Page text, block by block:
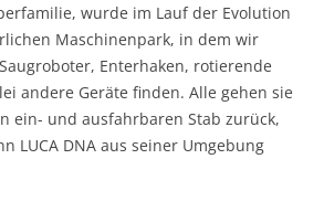
wurde im Lauf der Evolution
Maschinenpark, in dem wir
Enterhaken, rotierende
andere Geräte finden. Alle gehen sie
ein- und ausfahrbaren Stab zurück,
LUCA DNA aus seiner Umgebung